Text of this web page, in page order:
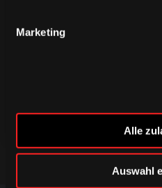
Marketing
Alle
Auswahl